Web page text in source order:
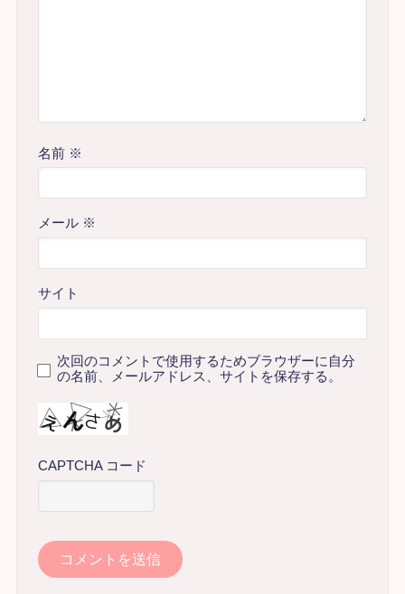
名前 ※
メール ※
サイト
次回のコメントで使用するためブラウザーに自分
の名前、メールアドレス、サイトを保存する。
CAPTCHA コード